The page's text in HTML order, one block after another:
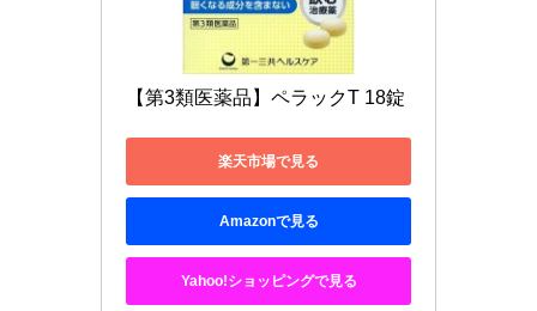
【第3類医薬品】ペラックT 18錠
楽天市場で見る
Amazonで見る
Yahoo!ショッピングで見る